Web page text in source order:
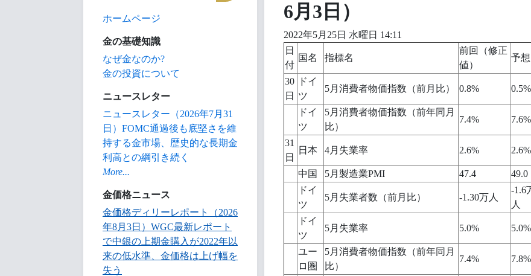
ホームページ
金の基礎知識
なぜ金なのか?
金の投資について
ニュースレター
ニュースレター（2026年7月31
日）FOMC通過後も底堅さを維
持する金市場、歴史的な長期金
利高との綱引き続く
More...
金価格ニュース
金価格ディリーレポート（2026
年8月3日）WGC最新レポート
で中銀の上期金購入が2022年以
来の低水準、金価格は上げ幅を
失う
6月3日）
2022年5月25日 水曜日 14:11
日
付
国名 指標名
前回（修正
値）
予想
30
日
ドイ
ツ
5月消費者物価指数（前月比） 0.8% 0.5%
ドイ
ツ
5月消費者物価指数（前年同月
比）
7.4% 7.6%
31
日
日本 4月失業率 2.6% 2.6%
中国 5月製造業PMI 47.4 49.0
ドイ
ツ
5月失業者数（前月比） -1.30万人
-1.6
人
ドイ
ツ
5月失業率 5.0% 5.0%
ユー
ロ圏
5月消費者物価指数（前年同月
比）
7.4% 7.8%